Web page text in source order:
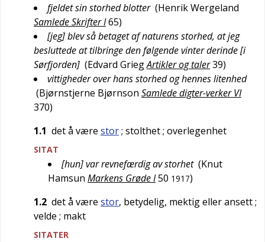
fjeldet sin storhed blotter (Henrik Wergeland
Samlede Skrifter I65)
[jeg] blev så betaget af naturens storhed, at jeg
besluttede at tilbringe den følgende vinter derinde [i
Sørfjorden] (Edvard GriegArtikler og taler39)
vittigheder over hans storhed og hennes litenhed
(Bjørnstjerne Bjørnson Samlede digter-verker VI
370)
1.1 det å være stor; stolthet; overlegenhet
SITAT
[hun] var revnefærdig av storhet (Knut
Hamsun Markens Grøde I50 1917)
1.2 det å være stor, betydelig, mektig eller ansett;
velde ; makt
SITATER